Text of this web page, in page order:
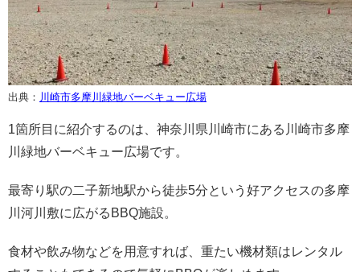
出典： 川崎市多摩川緑地バーベキュー広場
1箇所目に紹介するのは、神奈川県川崎市にある川崎市多摩
川緑地バーベキュー広場です。
最寄り駅の二子新地駅から徒歩5分という好アクセスの多摩
川河川敷に広がるBBQ施設。
食材や飲み物などを用意すれば、重たい機材類はレンタル